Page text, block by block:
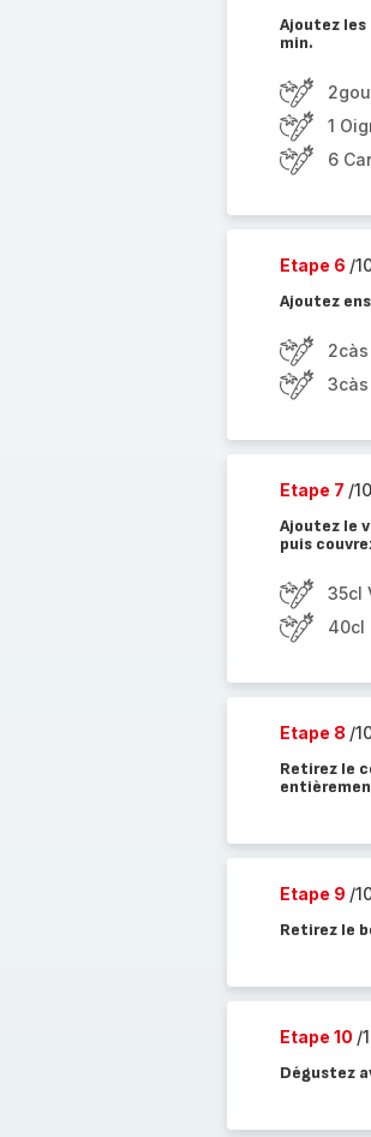
Ajoutez
min.
1
6
Etape 6 /
Ajoutez
3càs
Etape 7 /10
Ajoutez le
puis
35cl
40cl
Etape 8 /
Retirez le
Etape 9 /
Retirez le
Etape 10 /
Dégustez